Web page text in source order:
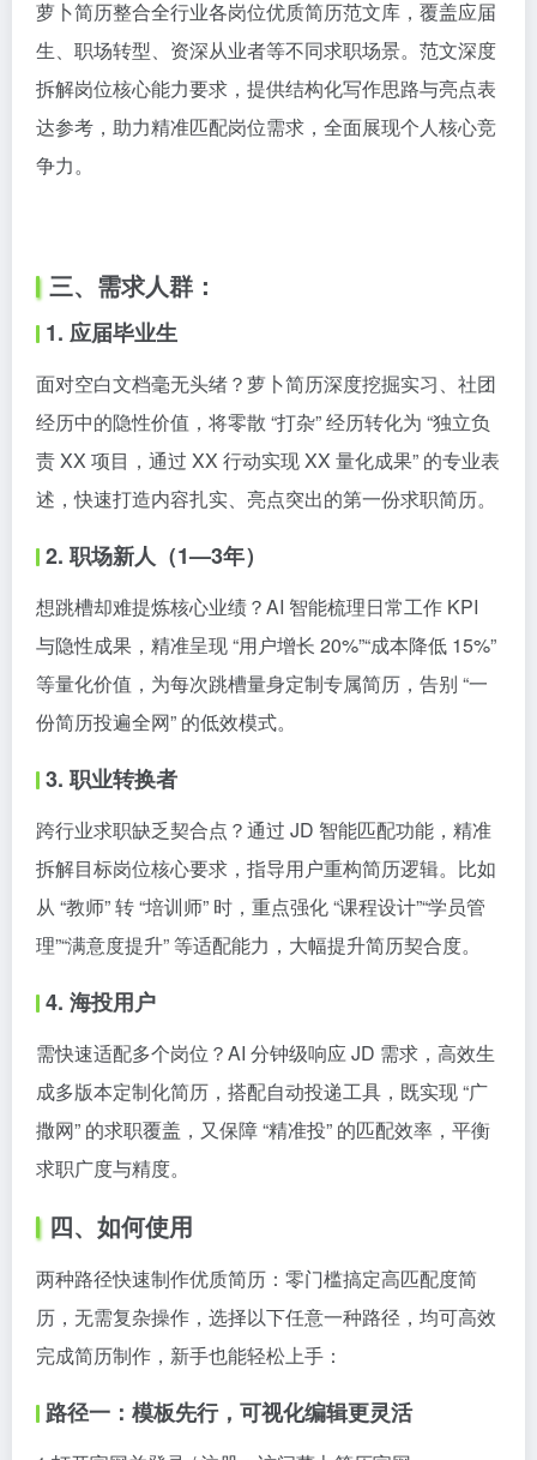
萝卜简历整合全行业各岗位优质简历范文库，覆盖应届
生、职场转型、资深从业者等不同求职场景。范文深度
拆解岗位核心能力要求，提供结构化写作思路与亮点表
达参考，助力精准匹配岗位需求，全面展现个人核心竞
争力。
三、需求人群：
1. 应届毕业生
面对空白文档毫无头绪？萝卜简历深度挖掘实习、社团
经历中的隐性价值，将零散 “打杂” 经历转化为 “独立负
责 XX 项目，通过 XX 行动实现 XX 量化成果” 的专业表
述，快速打造内容扎实、亮点突出的第一份求职简历。
2. 职场新人（1—3年）
想跳槽却难提炼核心业绩？AI 智能梳理日常工作 KPI
与隐性成果，精准呈现 “用户增长 20%”“成本降低 15%”
等量化价值，为每次跳槽量身定制专属简历，告别 “一
份简历投遍全网” 的低效模式。
3. 职业转换者
跨行业求职缺乏契合点？通过 JD 智能匹配功能，精准
拆解目标岗位核心要求，指导用户重构简历逻辑。比如
从 “教师” 转 “培训师” 时，重点强化 “课程设计”“学员管
理”“满意度提升” 等适配能力，大幅提升简历契合度。
4. 海投用户
需快速适配多个岗位？AI 分钟级响应 JD 需求，高效生
成多版本定制化简历，搭配自动投递工具，既实现 “广
撒网” 的求职覆盖，又保障 “精准投” 的匹配效率，平衡
求职广度与精度。
四、如何使用
两种路径快速制作优质简历：零门槛搞定高匹配度简
历，无需复杂操作，选择以下任意一种路径，均可高效
完成简历制作，新手也能轻松上手：
路径一：模板先行，可视化编辑更灵活